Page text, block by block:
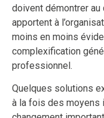
doivent démontrer au
apportent à
moins en moins
complexification
professionnel.
Quelques solutions
à la fois des moyens